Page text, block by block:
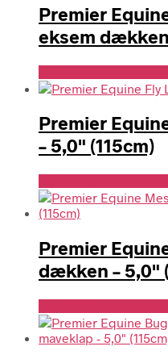
Premier
eksem
Premier
– 5,0" (115cm)
Premier
dækken – 5,0"